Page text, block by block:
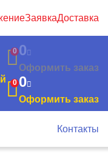
ЗаявкаДоставка
0 0
Оформить заказ
0 0
Оформить заказ
Контакты